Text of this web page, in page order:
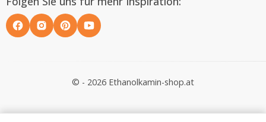
© - 2026 Ethanolkamin-shop.at